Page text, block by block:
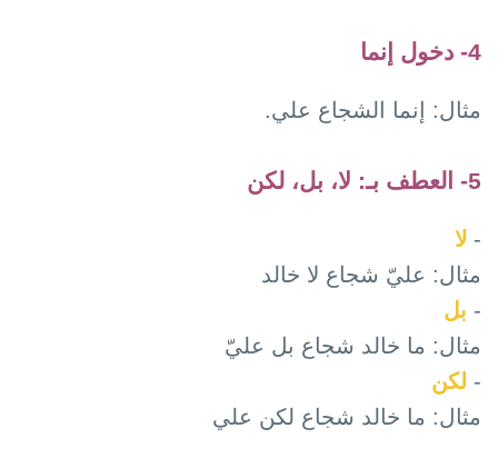
4- دخول إنما
مثال: إنما الشجاع علي.
5- العطف بـ: لا، بل، لكن
- لا
مثال: عليّ شجاع لا خالد
- بل
مثال: ما خالد شجاع بل عليّ
- لكن
مثال: ما خالد شجاع لكن علي